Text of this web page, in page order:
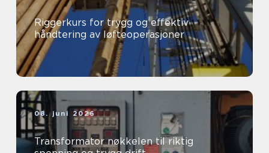
Riggerkurs for trygg og effektiv
håndtering av løfteoperasjoner
08. juni 2026
Transformator nøkkelen til riktig